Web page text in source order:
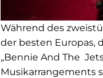
Während des
der besten Europas,
„Bennie And The
Musikarrangements